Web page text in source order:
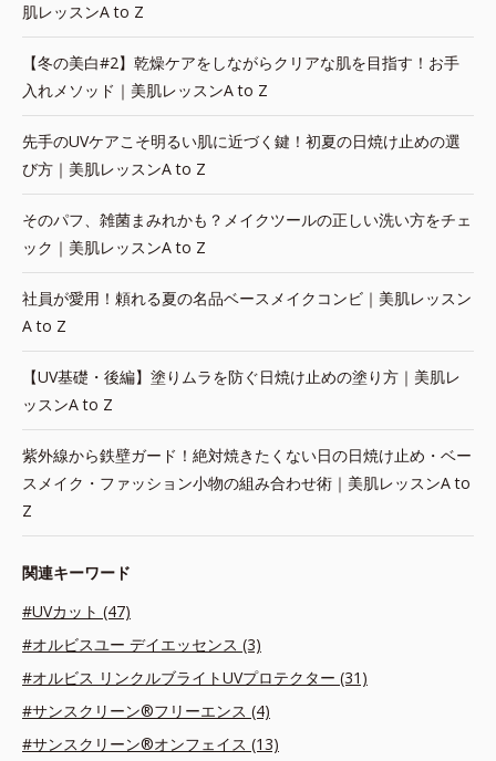
肌レッスンA to Z
【冬の美白#2】乾燥ケアをしながらクリアな肌を目指す！お手
入れメソッド｜美肌レッスンA to Z
先手のUVケアこそ明るい肌に近づく鍵！初夏の日焼け止めの選
び方｜美肌レッスンA to Z
そのパフ、雑菌まみれかも？メイクツールの正しい洗い方をチェ
ック｜美肌レッスンA to Z
社員が愛用！頼れる夏の名品ベースメイクコンビ｜美肌レッスン
A to Z
【UV基礎・後編】塗りムラを防ぐ日焼け止めの塗り方｜美肌レ
ッスンA to Z
紫外線から鉄壁ガード！絶対焼きたくない日の日焼け止め・ベー
スメイク・ファッション小物の組み合わせ術｜美肌レッスンA to
Z
関連キーワード
#UVカット (47)
#オルビスユー デイエッセンス (3)
#オルビス リンクルブライトUVプロテクター (31)
#サンスクリーン®フリーエンス (4)
#サンスクリーン®オンフェイス (13)